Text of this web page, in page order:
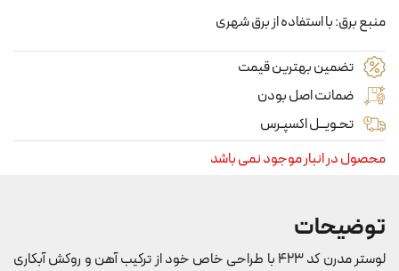
منبع برق: با استفاده از برق شهری
تضمین بهترین قیمت
ضمانت اصل بودن
تحـویــل اکسپـرس
محصول در انبار موجود نمی باشد
توضیحات
لوستر مدرن کد 423 با طراحی خاص خود از ترکیب آهن و روکش آبکاری